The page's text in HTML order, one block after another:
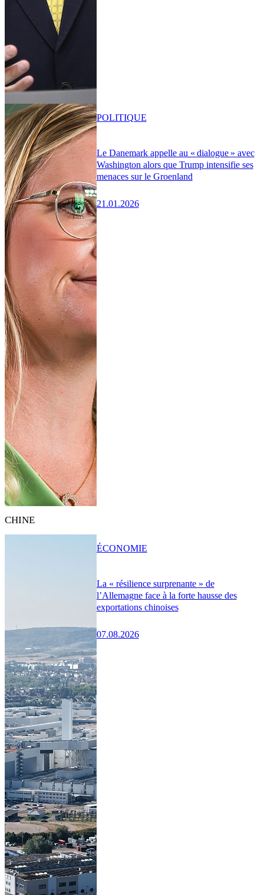
Le Danemark appelle au « dialogue » avec
Washington alors que Trump intensifie ses
menaces sur le Groenland
21.01.2026
POLITIQUE
CHINE
La « résilience surprenante » de
l’Allemagne face à la forte hausse des
exportations chinoises
07.08.2026
ÉCONOMIE